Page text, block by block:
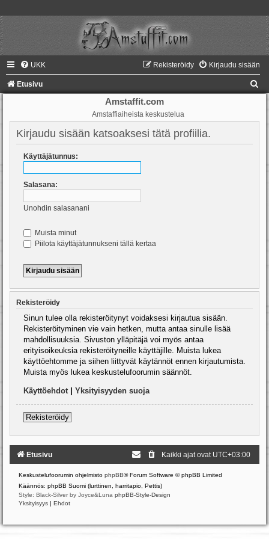
UKK Kirjaudu sisään
Rekisteröidy
Etusivu
Amstaffit.com
Amstaffiaiheista keskustelua
Kirjaudu sisään katsoaksesi tätä profiilia.
Käyttäjätunnus:
Salasana:
Unohdin salasanani
Muista minut
Piilota käyttäjätunnukseni tällä kertaa
Rekisteröidy
Sinun tulee olla rekisteröitynyt voidaksesi kirjautua sisään.
Rekisteröityminen vie vain hetken, mutta antaa sinulle lisää
mahdollisuuksia. Sivuston ylläpitäjä voi myös antaa
erityisoikeuksia rekisteröityneille käyttäjille. Muista lukea
käyttöehtomme ja siihen liittyvät käytännöt ennen kirjautumista.
Muista myös lukea keskustelufoorumin säännöt.
Käyttöehdot Yksityisyyden suoja
Rekisteröidy
Etusivu Kaikki ajat ovat UTC+03:00
Keskustelufoorumin ohjelmisto phpBB® Forum Software © phpBB Limited
Käännös: phpBB Suomi (lurttinen, harritapio, Pettis)
Style: Black-Silver by Joyce&Luna phpBB-Style-Design
Yksityisyys | Ehdot